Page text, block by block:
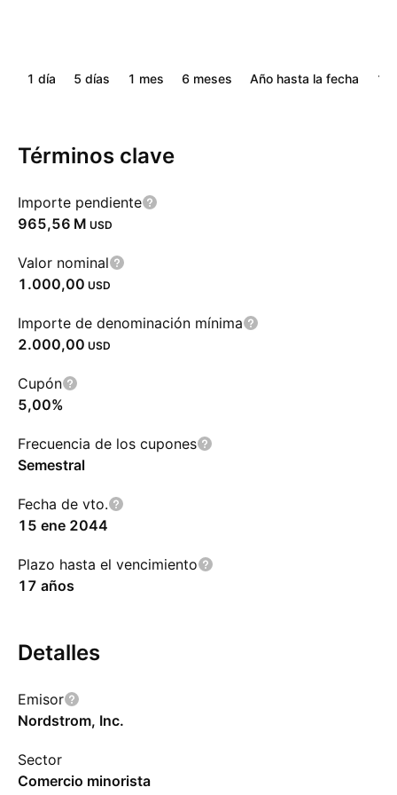
1 día 5 días 1 mes 6 meses Año hasta la fecha 1
Términos clave
Importe pendiente
‪965,56 M‬ USD
Valor nominal
1.000,00 USD
Importe de denominación mínima
2.000,00 USD
Cupón
5,00%
Frecuencia de los cupones
Semestral
Fecha de vto.
15 ene 2044
Plazo hasta el vencimiento
17 años
Detalles
Emisor
Nordstrom, Inc.
Sector
Comercio minorista